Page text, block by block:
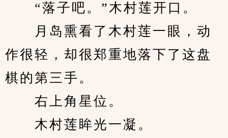
“落子吧。”木村莲开口。
月岛熏看了木村莲一眼，动
作很轻，却很郑重地落下了这盘
棋的第三手。
右上角星位。
木村莲眸光一凝。